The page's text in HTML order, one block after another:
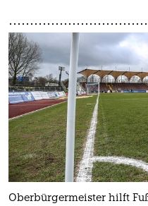
Oberbürgermeister hilft